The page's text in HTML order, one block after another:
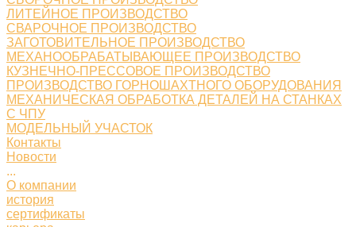
ЛИТЕЙНОЕ ПРОИЗВОДСТВО
СВАРОЧНОЕ ПРОИЗВОДСТВО
ЗАГОТОВИТЕЛЬНОЕ ПРОИЗВОДСТВО
МЕХАНООБРАБАТЫВАЮЩЕЕ ПРОИЗВОДСТВО
КУЗНЕЧНО-ПРЕССОВОЕ ПРОИЗВОДСТВО
ПРОИЗВОДСТВО ГОРНОШАХТНОГО ОБОРУДОВАНИЯ
МЕХАНИЧЕСКАЯ ОБРАБОТКА ДЕТАЛЕЙ НА СТАНКАХ
С ЧПУ
МОДЕЛЬНЫЙ УЧАСТОК
Контакты
Новости
...
О компании
история
сертификаты